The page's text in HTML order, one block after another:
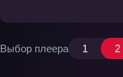
Выбор плеера 1 2